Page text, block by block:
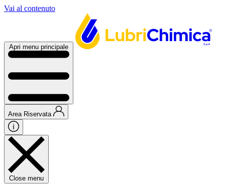
Vai al contenuto
Apri menu principale
Area Riservata
Close menu